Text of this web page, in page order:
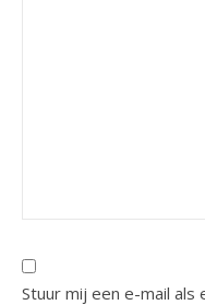
Stuur mij een e-mail